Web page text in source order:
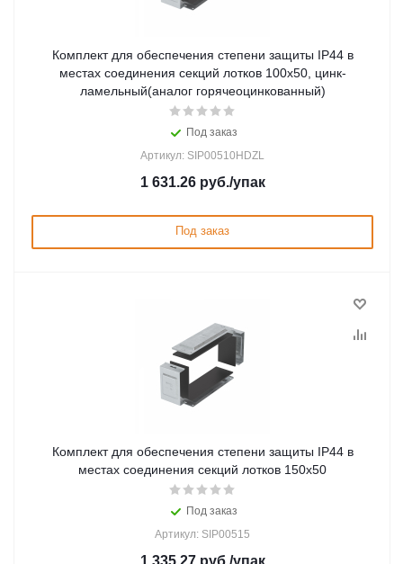
Комплект для обеспечения степени защиты IP44 в
местах соединения секций лотков 100х50, цинк-
ламельный(аналог горячеоцинкованный)
Под заказ
Артикул: SIP00510HDZL
1 631.26руб./упак
Под заказ
Комплект для обеспечения степени защиты IP44 в
местах соединения секций лотков 150х50
Под заказ
Артикул: SIP00515
1 335.27руб./упак